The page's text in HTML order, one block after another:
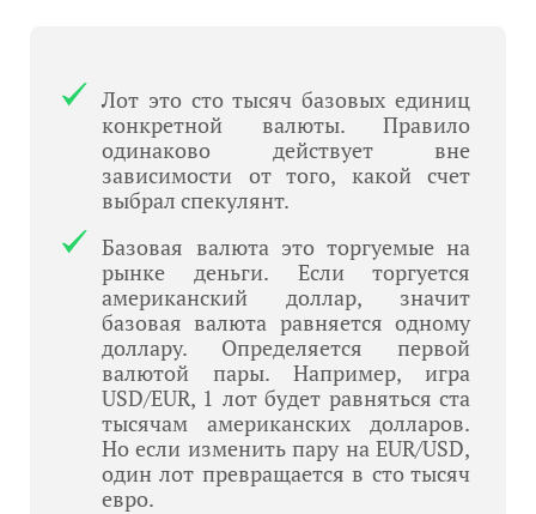
Лот это сто тысяч базовых единиц
конкретной валюты. Правило
одинаково действует вне
зависимости от того, какой счет
выбрал спекулянт.
Базовая валюта это торгуемые на
рынке деньги. Если торгуется
американский доллар, значит
базовая валюта равняется одному
доллару. Определяется первой
валютой пары. Например, игра
USD/EUR, 1 лот будет равняться ста
тысячам американских долларов.
Но если изменить пару на EUR/USD,
один лот превращается в сто тысяч
евро.